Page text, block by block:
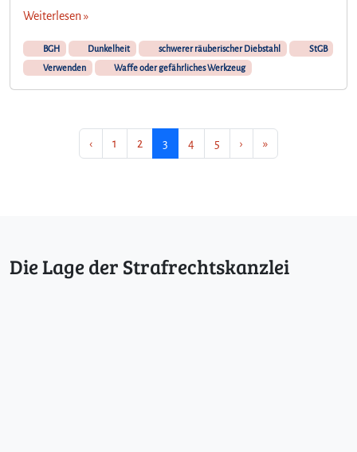
Weiterlesen »
BGH Dunkelheit schwerer räuberischer Diebstahl
StGB
Verwenden
Waffe oder gefährliches Werkzeug
‹ Seite
1 Seite
2 Aktuelle Seite
3 Seite
4 Seite
5 › »
Die Lage der Strafrechtskanzlei